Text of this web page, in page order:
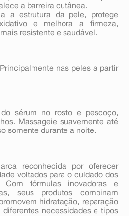
a barreira cutânea.
a estrutura da pele, protege
e melhora a firmeza,
resistente e saudável.
nas peles a partir
sérum no rosto e pescoço,
Massageie suavemente até
somente durante a noite.
reconhecida por oferecer
voltados para o cuidado dos
fórmulas inovadoras e
seus produtos combinam
hidratação, reparação
diferentes necessidades e tipos